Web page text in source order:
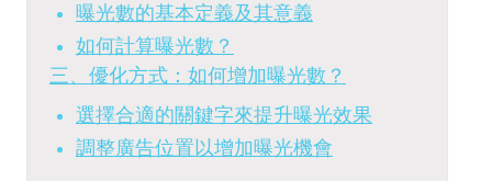
曝光數的基本定義及其意義
如何計算曝光數？
三、優化方式：如何增加曝光數？
選擇合適的關鍵字來提升曝光效果
調整廣告位置以增加曝光機會